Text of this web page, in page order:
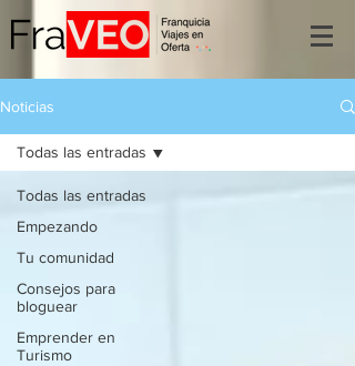
Noticias
Todas las entradas
Empezando
Tu comunidad
Consejos para
bloguear
Emprender en
Turismo
Todas las entradas